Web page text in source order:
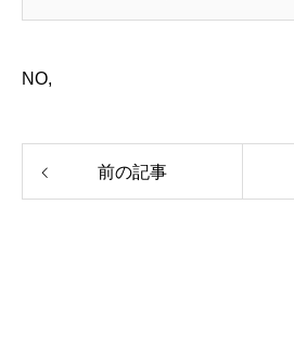
NO,
前の記事